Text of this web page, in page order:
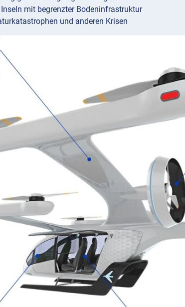
mit begrenzter Bodeninfrastruktur
und anderen Krisen